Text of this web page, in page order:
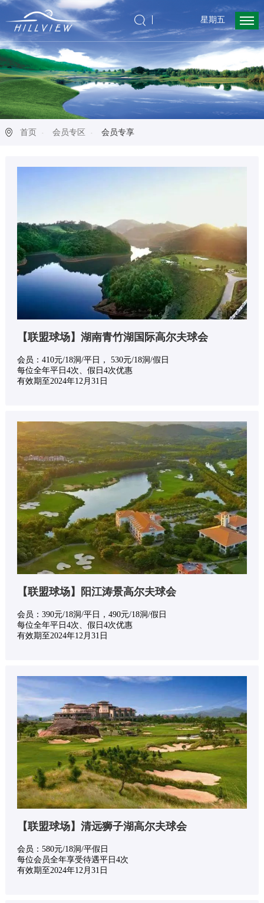
星期五
首页 会员专区 会员专享
【联盟球场】湖南青竹湖国际高尔夫球会
会员：410元/18洞/平日， 530元/18洞/假日
每位全年平日4次、假日4次优惠
有效期至2024年12月31日
【联盟球场】阳江涛景高尔夫球会
会员：390元/18洞/平日，490元/18洞/假日
每位全年平日4次、假日4次优惠
有效期至2024年12月31日
【联盟球场】清远狮子湖高尔夫球会
会员：580元/18洞/平假日
每位会员全年享受待遇平日4次
有效期至2024年12月31日